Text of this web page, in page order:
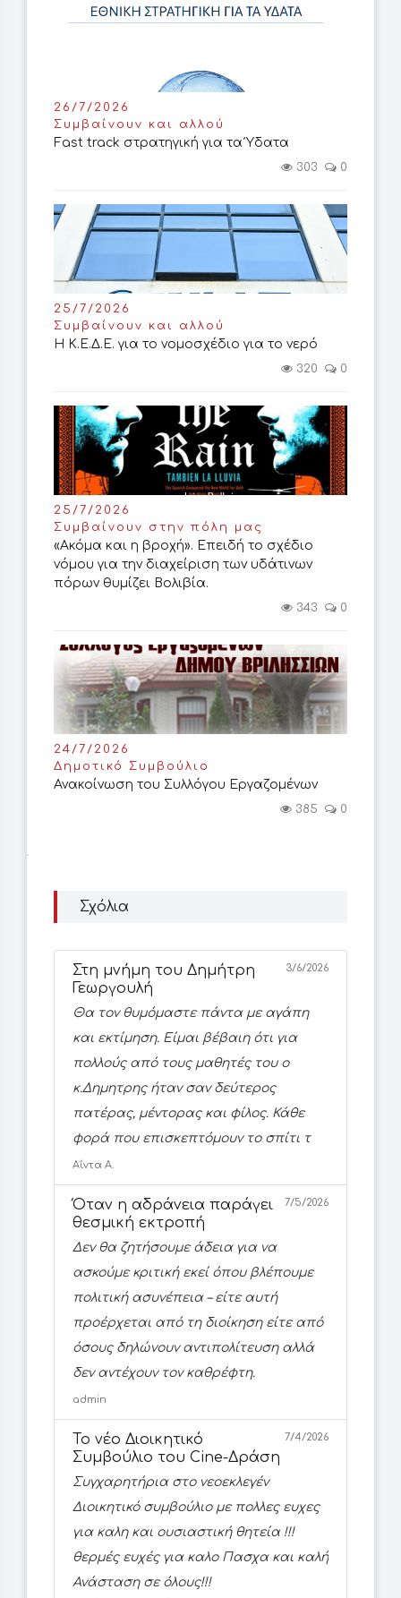
26/7/2026
Συμβαίνουν και αλλού
Fast track στρατηγική για τα Ύδατα
303 0
25/7/2026
Συμβαίνουν και αλλού
Η Κ.Ε.Δ.Ε. για το νομοσχέδιο για το νερό
320 0
25/7/2026
Συμβαίνουν στην πόλη μας
«Ακόμα και η βροχή». Επειδή το σχέδιο
νόμου για την διαχείριση των υδάτινων
πόρων θυμίζει Βολιβία.
343 0
24/7/2026
Δημοτικό Συμβούλιο
Ανακοίνωση του Συλλόγου Εργαζομένων
385 0
Σχόλια
Στη μνήμη του Δημήτρη
Γεωργουλή
3/6/2026
Θα τον θυμόμαστε πάντα με αγάπη
και εκτίμηση. Είμαι βέβαιη ότι για
πολλούς από τους μαθητές του ο
κ.Δημητρης ήταν σαν δεύτερος
πατέρας, μέντορας και φίλος. Κάθε
φορά που επισκεπτόμουν το σπίτι τ
Αΐντα Α.
Όταν η αδράνεια παράγει
θεσμική εκτροπή
7/5/2026
Δεν θα ζητήσουμε άδεια για να
ασκούμε κριτική εκεί όπου βλέπουμε
πολιτική ασυνέπεια – είτε αυτή
προέρχεται από τη διοίκηση είτε από
όσους δηλώνουν αντιπολίτευση αλλά
δεν αντέχουν τον καθρέφτη.
admin
Το νέο Διοικητικό
Συμβούλιο του Cine-Δράση
7/4/2026
Συγχαρητήρια στο νεοεκλεγέν
Διοικητικό συμβούλιο με πολλες ευχες
για καλη και ουσιαστική θητεία !!!
θερμές ευχές για καλο Πασχα και καλή
Ανάσταση σε όλους!!!